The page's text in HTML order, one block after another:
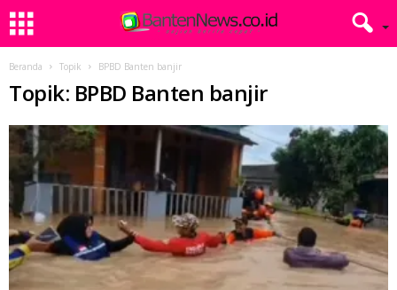
Beranda Topik BPBD Banten banjir
Topik: BPBD Banten banjir